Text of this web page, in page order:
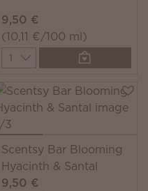
9,50 €
(10,11 €/100 ml)
Quantity
Scentsy Bar Blooming
Hyacinth & Santal
9,50 €